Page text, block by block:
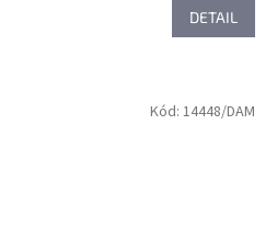
DETAIL
Kód: 14448/DAM